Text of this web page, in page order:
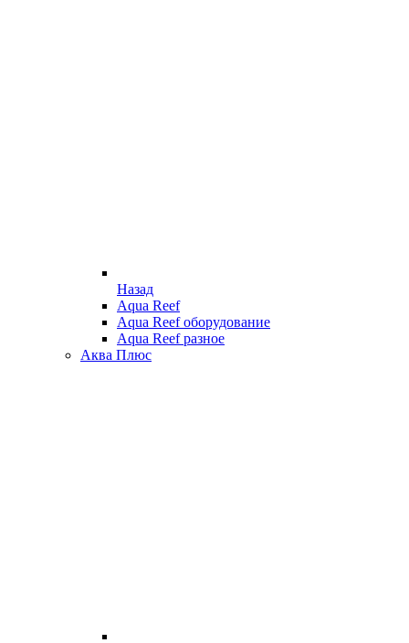
Назад
Aqua Reef
Aqua Reef оборудование
Aqua Reef разное
Аква Плюс